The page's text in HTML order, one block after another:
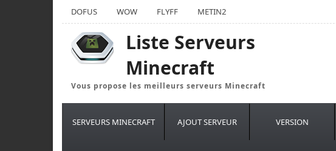
DOFUS WOW FLYFF METIN2
Liste Serveurs
Minecraft
Vous propose les meilleurs serveurs Minecraft
SERVEURS MINECRAFT AJOUT SERVEUR VERSION